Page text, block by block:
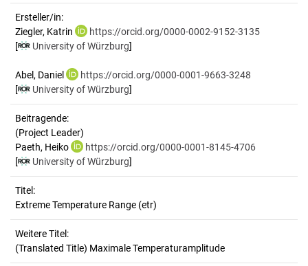
Ersteller/in:
Ziegler, Katrin
https://orcid.org/0000-0002-9152-3135
[
University of Würzburg]
Abel, Daniel
https://orcid.org/0000-0001-9663-3248
[
University of Würzburg]
Beitragende:
(Project Leader)
Paeth, Heiko
https://orcid.org/0000-0001-8145-4706
[
University of Würzburg]
Titel:
Extreme Temperature Range (etr)
Weitere Titel:
(Translated Title) Maximale Temperaturamplitude